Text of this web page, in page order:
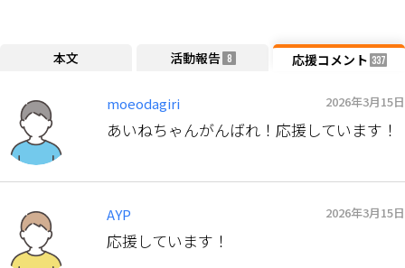
本文 活動報告 8 応援コメント 337
moeodagiri 2026年3月15日
あいねちゃんがんばれ！応援しています！
AYP 2026年3月15日
応援しています！